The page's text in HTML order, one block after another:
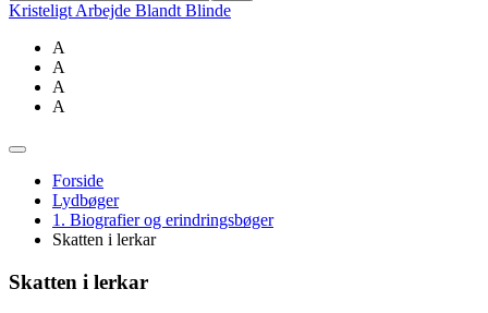
Kristeligt Arbejde Blandt Blinde
A
A
A
A
Forside
Lydbøger
1. Biografier og erindringsbøger
Skatten i lerkar
Skatten i lerkar